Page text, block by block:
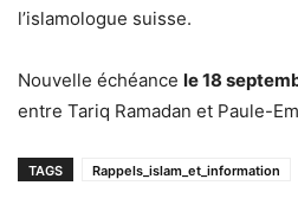
l’islamologue suisse.
Nouvelle échéance le 18
entre Tariq Ramadan et Paule-
TAGS Rappels_islam_et_information